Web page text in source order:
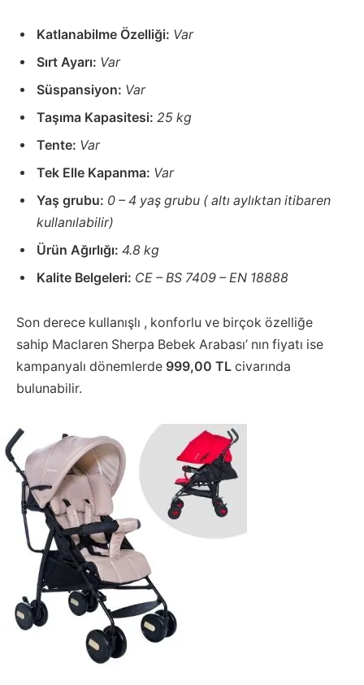
Katlanabilme Özelliği: Var
Sırt Ayarı: Var
Süspansiyon: Var
Taşıma Kapasitesi: 25 kg
Tente: Var
Tek Elle Kapanma: Var
Yaş grubu: 0 – 4 yaş grubu ( altı aylıktan itibaren
kullanılabilir)
Ürün Ağırlığı: 4.8 kg
Kalite Belgeleri: CE – BS 7409 – EN 18888
Son derece kullanışlı , konforlu ve birçok özelliğe
sahip Maclaren Sherpa Bebek Arabası’ nın fiyatı ise
kampanyalı dönemlerde 999,00 TL civarında
bulunabilir.